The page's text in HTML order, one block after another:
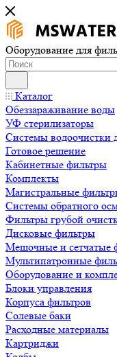
Оборудование для
Каталог
Обеззараживание воды
УФ стерилизаторы
Системы водоочистки
Готовое решение
Кабинетные фильтры
Комплекты
Магистральные
Системы обратного
Фильтры грубой
Дисковые фильтры
Мешочные и сетчатые
Мультипатронные
Оборудование и
Блоки управления
Корпуса фильтров
Солевые баки
Расходные материалы
Картриджи